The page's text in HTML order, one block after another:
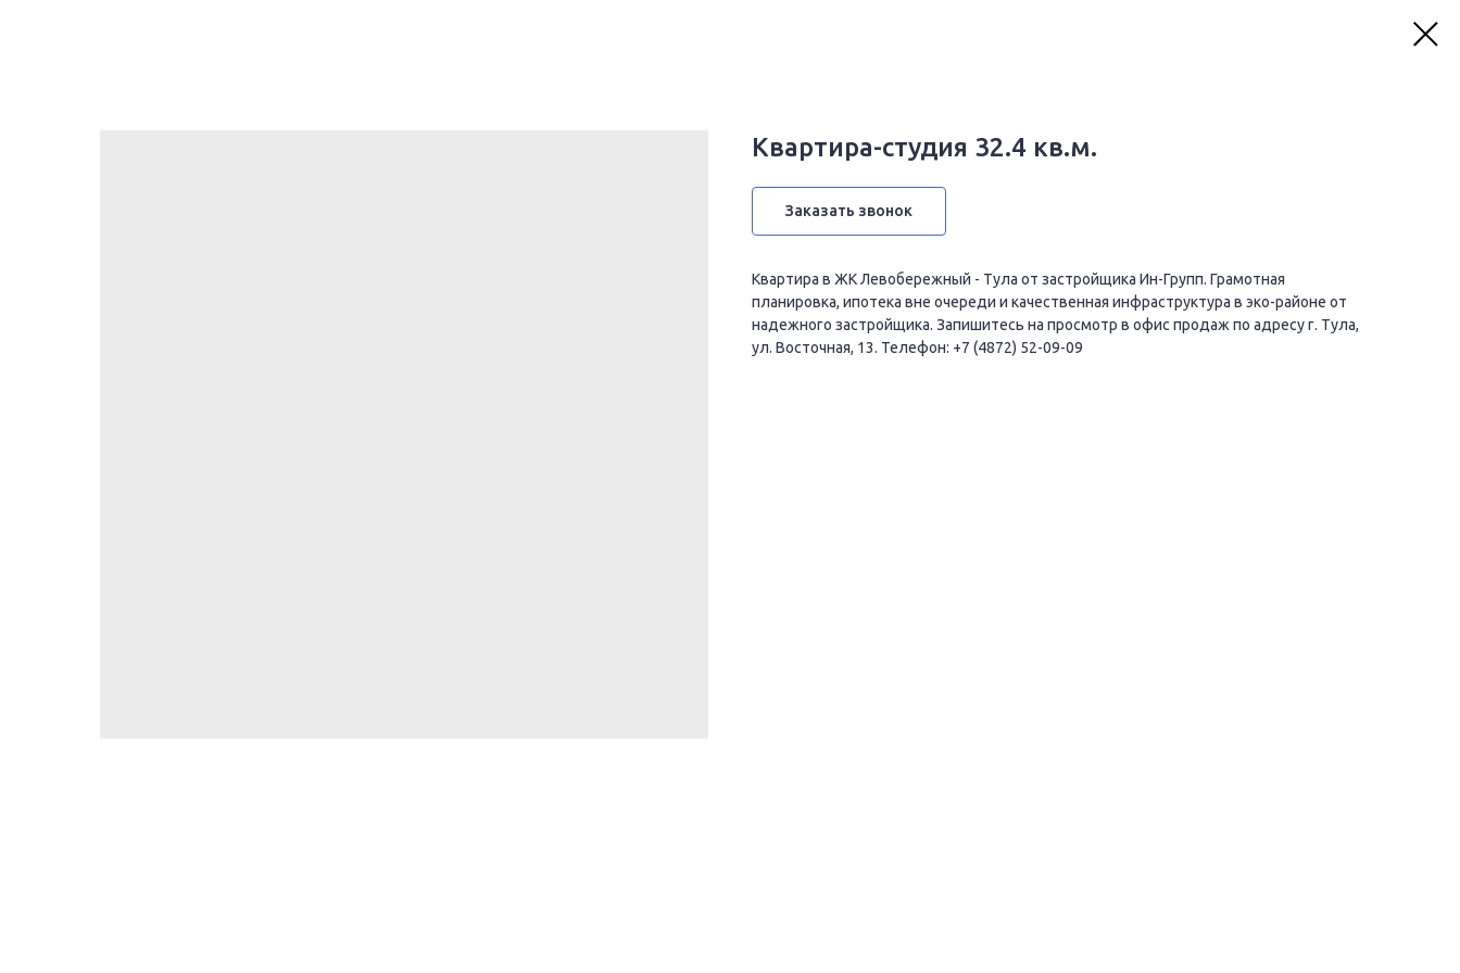
Квартира-студия 32.4 кв.м.
Заказать звонок
Квартира в ЖК Левобережный - Тула от застройщика Ин-Групп. Грамотная
планировка, ипотека вне очереди и качественная инфраструктура в эко-районе от
надежного застройщика. Запишитесь на просмотр в офис продаж по адресу г. Тула,
ул. Восточная, 13. Телефон: +7 (4872) 52-09-09